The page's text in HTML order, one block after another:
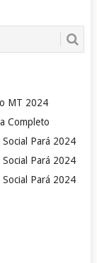
MT 2024
Completo
Social Pará 2024
Social Pará 2024
Social Pará 2024